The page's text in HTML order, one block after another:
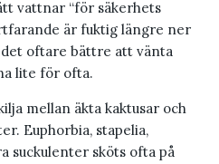
vattnar “för säkerhets
är fuktig längre ner
oftare bättre att vänta
lite för ofta.
mellan äkta kaktusar och
Euphorbia, stapelia,
suckulenter sköts ofta på